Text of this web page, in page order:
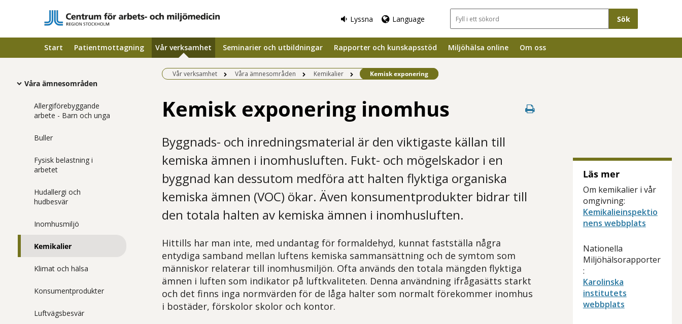
Lyssna Language Sökfält
Start Patientmottagning Vår verksamhet Seminarier och utbildningar Rapporter och kunskapsstöd Miljöhälsa online Om oss
Våra ämnesområden
Allergiförebyggande
arbete - Barn och unga
Buller
Fysisk belastning i
arbetet
Hudallergi och
hudbesvär
Inomhusmiljö
Kemikalier
Klimat och hälsa
Konsumentprodukter
Luftvägsbesvär
Vår verksamhet Våra ämnesområden Kemikalier Befintlig sida:
Kemisk exponering
Kemisk exponering inomhus
Byggnads- och inredningsmaterial är den viktigaste källan till
kemiska ämnen i inomhusluften. Fukt- och mögelskador i en
byggnad kan dessutom medföra att halten flyktiga organiska
kemiska ämnen (VOC) ökar. Även konsumentprodukter bidrar till
den totala halten av kemiska ämnen i inomhusluften.
Hittills har man inte, med undantag för formaldehyd, kunnat fastställa några
entydiga samband mellan luftens kemiska sammansättning och de symtom som
människor relaterar till inomhusmiljön. Ofta används den totala mängden flyktiga
ämnen i luften som indikator på luftkvaliteten. Denna användning ifrågasätts starkt
och det finns inga normvärden för de låga halter som normalt förekommer inomhus
i bostäder, förskolor skolor och kontor.
Läs mer
Om kemikalier i vår
omgivning:
Kemikalieinspektio
nens webbplats
Nationella
Miljöhälsorapporter
:
Karolinska
institutets
webbplats